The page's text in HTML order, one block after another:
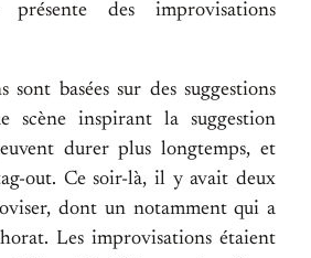
des improvisations
sont basées sur des suggestions
scène inspirant la suggestion
durer plus longtemps, et
out. Ce soir-là, il y avait deux
dont un notamment qui a
Les improvisations étaient